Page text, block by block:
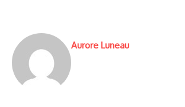
Aurore Luneau